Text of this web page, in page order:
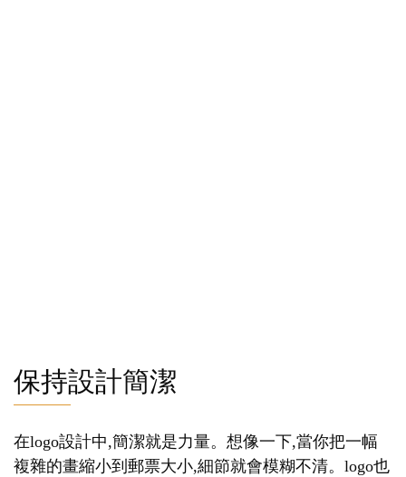
保持設計簡潔
在logo設計中,簡潔就是力量。想像一下,當你把一幅
複雜的畫縮小到郵票大小,細節就會模糊不清。logo也